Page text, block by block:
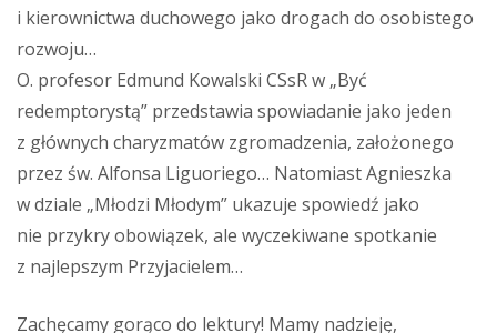
i kierownictwa duchowego jako drogach do osobistego
rozwoju…
O. profesor Edmund Kowalski CSsR w „Być
redemptorystą” przedstawia spowiadanie jako jeden
z głównych charyzmatów zgromadzenia, założonego
przez św. Alfonsa Liguoriego… Natomiast Agnieszka
w dziale „Młodzi Młodym” ukazuje spowiedź jako
nie przykry obowiązek, ale wyczekiwane spotkanie
z najlepszym Przyjacielem…
Zachęcamy gorąco do lektury! Mamy nadzieję,